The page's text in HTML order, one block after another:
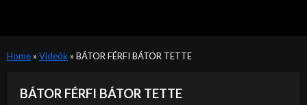
Home» Videók » BÁTOR FÉRFI BÁTOR TETTE
BÁTOR FÉRFI BÁTOR TETTE